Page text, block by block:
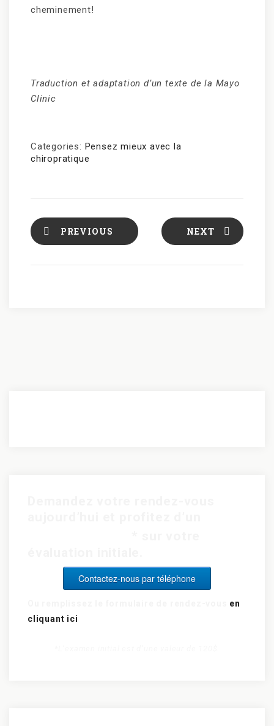
cheminement!
Traduction et adaptation d’un texte de la Mayo
Clinic
Categories: Pensez mieux avec la
chiropratique
PREVIOUS NEXT
Contactez-nous par téléphone
en
cliquant ici